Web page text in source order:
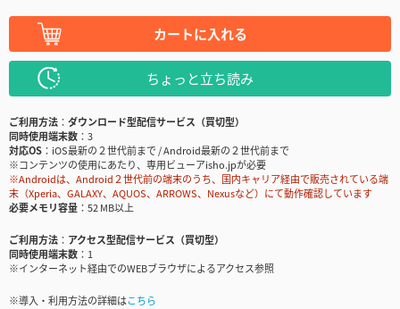
カートに入れる
ちょっと立ち読み
ご利用方法
ダウンロード型配信サービス（買切型）
同時使用端末数
3
対応OS
iOS最新の２世代前まで / Android最新の２世代前まで
※コンテンツの使用にあたり、専用ビューアisho.jpが必要
※Androidは、Android２世代前の端末のうち、国内キャリア経由で販売されている端
末（Xperia、GALAXY、AQUOS、ARROWS、Nexusなど）にて動作確認しています
必要メモリ容量
52 MB以上
ご利用方法
アクセス型配信サービス（買切型）
同時使用端末数
1
※インターネット経由でのWEBブラウザによるアクセス参照
※導入・利用方法の詳細はこちら